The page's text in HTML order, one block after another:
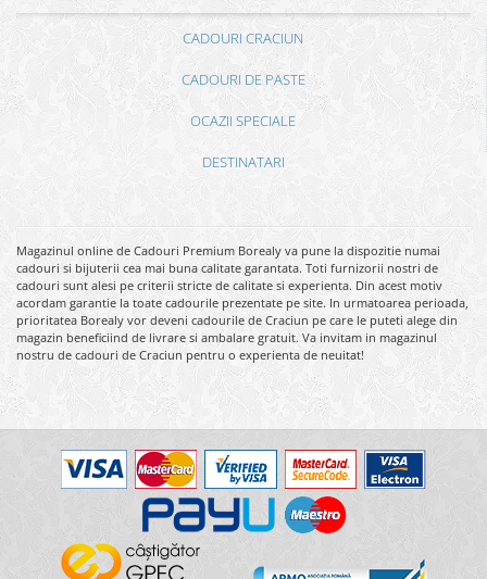
CADOURI CRACIUN
CADOURI DE PASTE
OCAZII SPECIALE
DESTINATARI
Magazinul online de Cadouri Premium Borealy va pune la dispozitie numai
cadouri si bijuterii cea mai buna calitate garantata. Toti furnizorii nostri de
cadouri sunt alesi pe criterii stricte de calitate si experienta. Din acest motiv
acordam garantie la toate cadourile prezentate pe site. In urmatoarea perioada,
prioritatea Borealy vor deveni cadourile de Craciun pe care le puteti alege din
magazin beneficiind de livrare si ambalare gratuit. Va invitam in magazinul
nostru de cadouri de Craciun pentru o experienta de neuitat!